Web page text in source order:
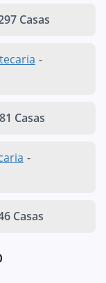
Casas
-
Casas
-
Casas